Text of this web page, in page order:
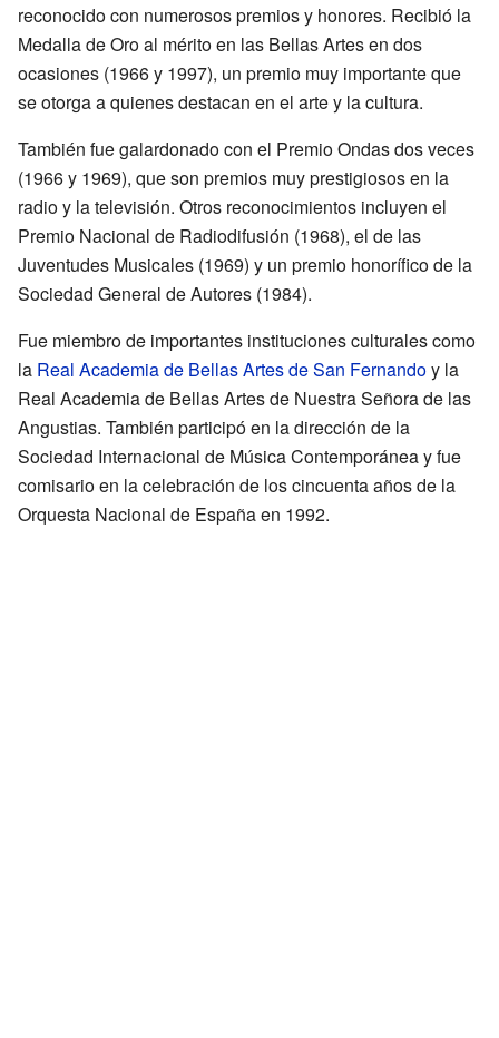
reconocido con numerosos premios y honores. Recibió la
Medalla de Oro al mérito en las Bellas Artes en dos
ocasiones (1966 y 1997), un premio muy importante que
se otorga a quienes destacan en el arte y la cultura.
También fue galardonado con el Premio Ondas dos veces
(1966 y 1969), que son premios muy prestigiosos en la
radio y la televisión. Otros reconocimientos incluyen el
Premio Nacional de Radiodifusión (1968), el de las
Juventudes Musicales (1969) y un premio honorífico de la
Sociedad General de Autores (1984).
Fue miembro de importantes instituciones culturales como
la Real Academia de Bellas Artes de San Fernandoy la
Real Academia de Bellas Artes de Nuestra Señora de las
Angustias. También participó en la dirección de la
Sociedad Internacional de Música Contemporánea y fue
comisario en la celebración de los cincuenta años de la
Orquesta Nacional de España en 1992.